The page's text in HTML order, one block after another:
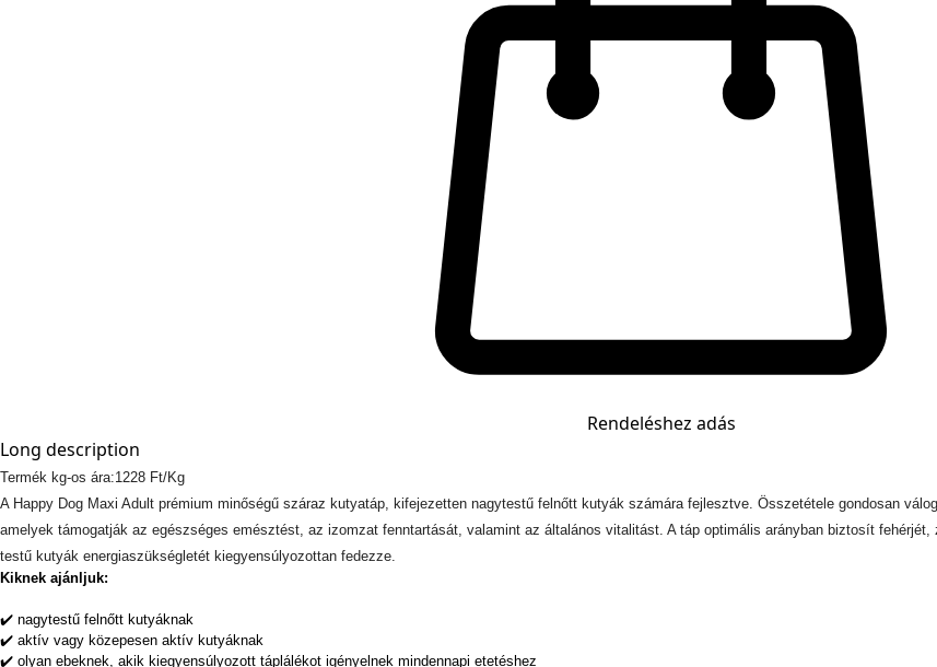
Rendeléshez adás
Long description
Termék kg-os ára:1228 Ft/Kg
A Happy Dog Maxi Adult prémium minőségű száraz kutyatáp, kifejezetten nagytestű felnőtt kutyák számára fejlesztve. Összetétele gondosan
amelyek támogatják az egészséges emésztést, az izomzat fenntartását, valamint az általános vitalitást. A táp optimális arányban biztosít
testű kutyák energiaszükségletét kiegyensúlyozottan fedezze.
Kiknek ajánljuk:
✔️ nagytestű felnőtt kutyáknak
✔️ aktív vagy közepesen aktív kutyáknak
✔️ olyan ebeknek, akik kiegyensúlyozott táplálékot igényelnek mindennapi etetéshez